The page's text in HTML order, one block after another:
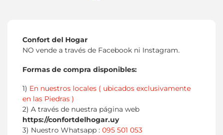
Confort del Hogar
NO vende a través de Facebook ni Instagram.
Formas de compra disponibles:
1) En nuestros locales ( ubicados exclusivamente
en las Piedras )
2) A través de nuestra página web
https://confortdelhogar.uy
3) Nuestro Whatsapp : 095 501 053